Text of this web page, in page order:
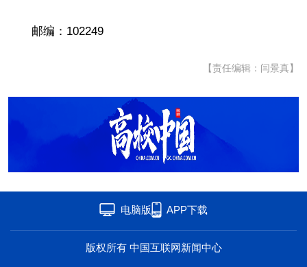
邮编：102249
【责任编辑：闫景真】
电脑版 APP下载
版权所有 中国互联网新闻中心